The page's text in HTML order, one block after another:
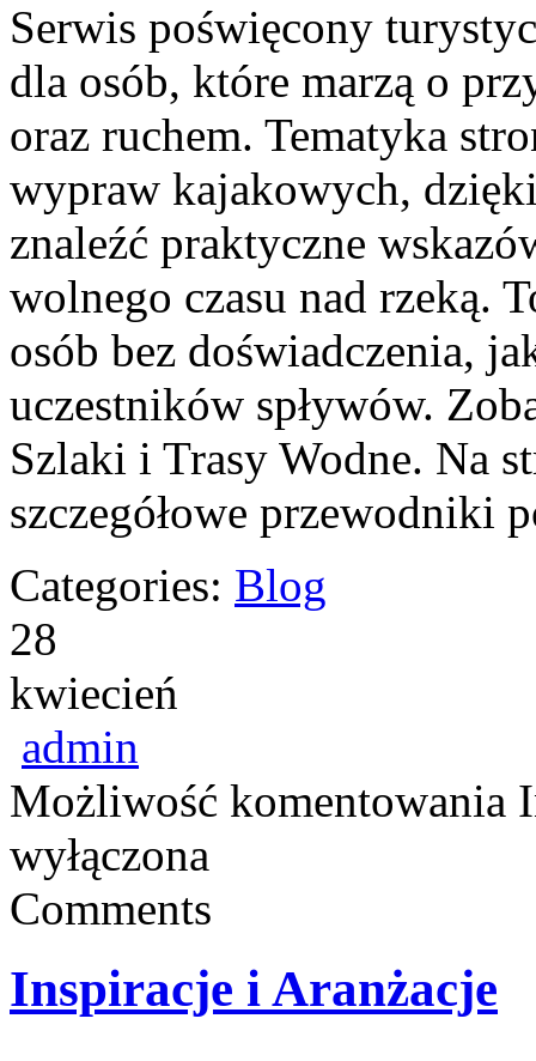
Serwis poświęcony
dla osób, które marzą o
oraz ruchem. Tematyka
wypraw kajakowych,
znaleźć praktyczne
wolnego czasu nad rzeką.
osób bez doświadczenia,
uczestników spływów.
Szlaki i Trasy Wodne. Na
szczegółowe przewodniki
Categories: Blog
28
kwiecień
admin
Możliwość komentowania
wyłączona
Comments
Inspiracje i Aranżacje